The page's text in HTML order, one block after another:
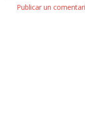
Publicar un